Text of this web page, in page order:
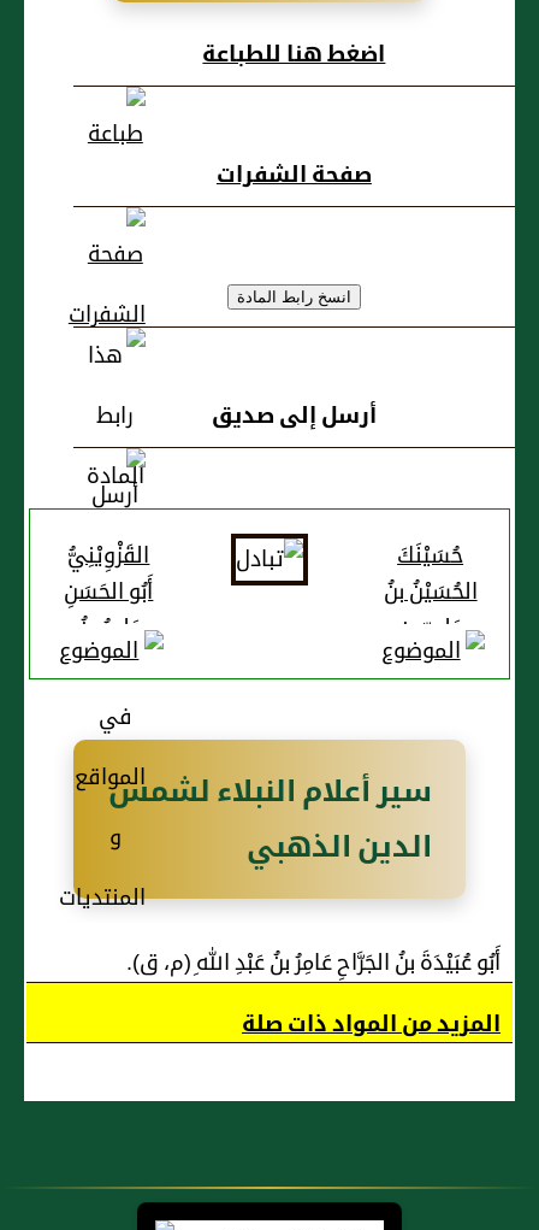
حَيُّوْيَه مُحَمَّدُ بنُ
العَبَّاسِ بنِ مُحَمَّدٍ
اضغط هنا للطباعة
صفحة الشفرات
أرسل إلى صديق
حُسَيْنَكَ
الحُسَيْنُ بنُ
عَلِيِّ بنِ
مُحَمَّدٍ
القَزْوِيْنِيُّ
أَبُو الحَسَنِ
عَلِيُّ بنُ
أَحْمَدَ بنِ
صَالِحٍ
سير أعلام النبلاء لشمس
الدين الذهبي
أَبُو عُبَيْدَةَ بنُ الجَرَّاحِ عَامِرُ بنُ عَبْدِ اللهِ (م، ق).
المزيد من المواد ذات صلة